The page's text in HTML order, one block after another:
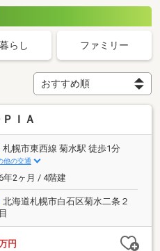
らし ファミリー
ＩＡ
札幌市東西線 菊水駅 徒歩1分
他の交通
年2ヶ月 / 4階建
北海道札幌市白石区菊水二条２
円